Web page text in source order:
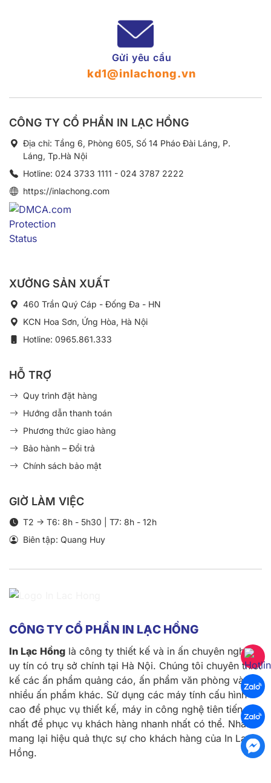
Gửi yêu cầu
kd1@inlachong.vn
CÔNG TY CỔ PHẦN IN LẠC HỒNG
Địa chỉ: Tầng 6, Phòng 605, Số 14 Pháo Đài Láng, P.
Láng, Tp.Hà Nội
Hotline: 024 3733 1111 - 024 3787 2222
https://inlachong.com
XƯỞNG SẢN XUẤT
460 Trần Quý Cáp - Đống Đa - HN
KCN Hoa Sơn, Ứng Hòa, Hà Nội
Hotline: 0965.861.333
HỖ TRỢ
Quy trình đặt hàng
Hướng dẫn thanh toán
Phương thức giao hàng
Bảo hành – Đổi trả
Chính sách bảo mật
GIỜ LÀM VIỆC
T2 -> T6: 8h - 5h30 | T7: 8h - 12h
Biên tập: Quang Huy
CÔNG TY CỔ PHẦN IN LẠC HỒNG
In Lạc Hồng là công ty thiết kế và in ấn chuyên nghiệp
uy tín có trụ sở chính tại Hà Nội. Chúng tôi chuyên thiết
kế các ấn phẩm quảng cáo, ấn phẩm văn phòng và
nhiều ấn phẩm khác. Sử dụng các máy tính cấu hình
cao để phục vụ thiết kế, máy in công nghệ tiên tiến
nhất để phục vụ khách hàng nhanh nhất có thể. Nhằm
mang lại hiệu quả thực sự cho khách hàng của In Lạc
Hồng.